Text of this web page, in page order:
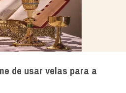
de usar velas para a